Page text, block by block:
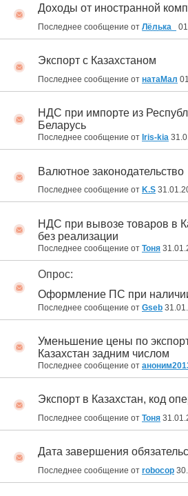
Доходы от иностранной
Последнее сообщение от Лёлька_
Экспорт с Казахстаном
Последнее сообщение от натаМал
НДС при импорте из
Беларусь
Последнее сообщение от Iris-kia
Валютное законодательство
Последнее сообщение от K.S
НДС при вывозе товаров в
без реализации
Последнее сообщение от Тоня
Опрос:
Оформление ПС при
Последнее сообщение от Gseb
Уменьшение цены по
Казахстан задним числом
Последнее сообщение от
Экспорт в Казахстан, код
Последнее сообщение от Тоня
Дата завершения
Последнее сообщение от robocop